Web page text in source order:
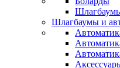
Шлагбаумы и